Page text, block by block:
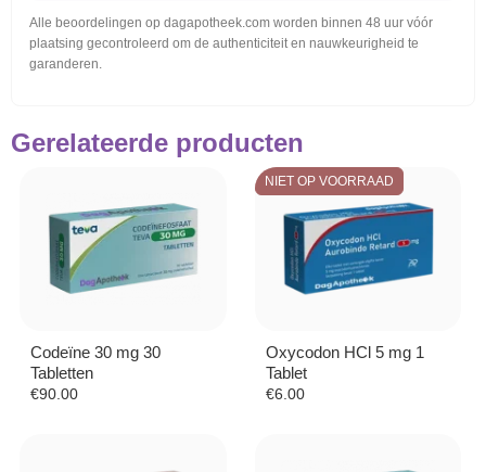
Alle beoordelingen op dagapotheek.com worden binnen 48 uur vóór
plaatsing gecontroleerd om de authenticiteit en nauwkeurigheid te
garanderen.
Gerelateerde producten
Codeïne 30 mg 30
Tabletten
€90.00
NIET OP VOORRAAD
Oxycodon HCl 5 mg 1
Tablet
€6.00